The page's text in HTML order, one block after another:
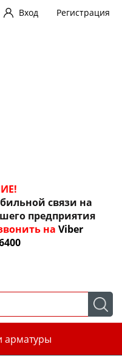
Вход Регистрация
связи на
предприятия
на Viber
арматуры